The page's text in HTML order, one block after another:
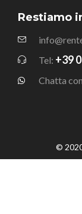
Restiamo
Tel: +39
Chatta
©